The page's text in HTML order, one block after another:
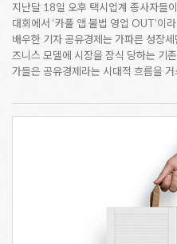
지난달 18일 오후 택시업계 종사자들
대회에서 ‘카풀 앱 불법 영업 OUT’이
배우한 기자 공유경제는 가파른 성장
즈니스 모델에 시장을 잠식 당하는 기
가들은 공유경제라는 시대적 흐름을